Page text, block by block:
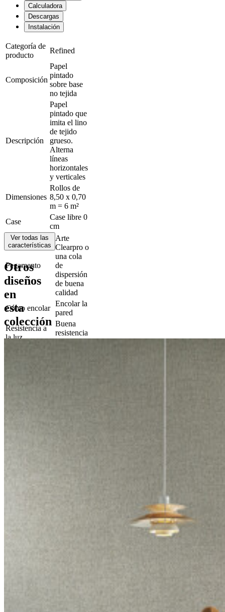
Calculadora
Descargas
Instalación
Categoría de
producto
Refined
Composición
Papel
pintado
sobre base
no tejida
Descripción
Papel
pintado que
imita el lino
de tejido
grueso.
Alterna
líneas
horizontales
y verticales
Dimensiones
Rollos de
8,50 x 0,70
m = 6 m²
Case
Case libre 0
cm
Pegamento
Arte
Clearpro o
una cola
de
dispersión
de buena
calidad
Cómo encolar
Encolar la
pared
Resistencia a
la luz
Buena
resistencia
Ver todas las
características
Otros
diseños
en
esta
colección